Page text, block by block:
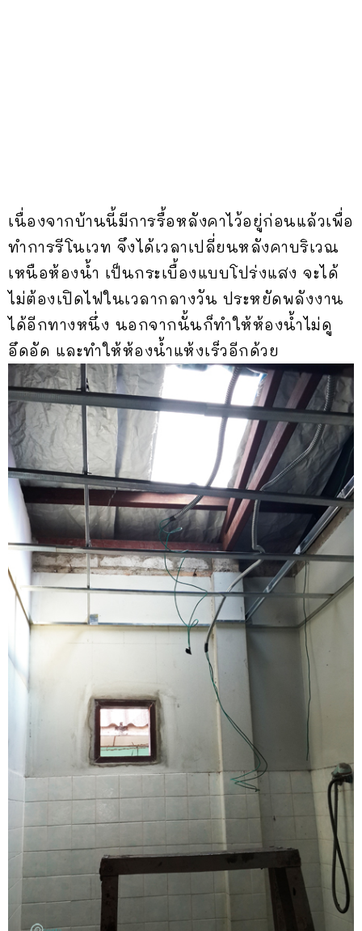
เนื่องจากบ้านนี้มีการรื้อหลังคาไว้อยู่ก่อนแล้วเพื่อ
ทำการรีโนเวท จึงได้เวลาเปลี่ยนหลังคาบริเวณ
เหนือห้องน้ำ เป็นกระเบื้องแบบโปร่งแสง จะได้
ไม่ต้องเปิดไฟในเวลากลางวัน ประหยัดพลังงาน
ได้อีกทางหนึ่ง นอกจากนั้นก็ทำให้ห้องน้ำไม่ดู
อึดอัด และทำให้ห้องน้ำแห้งเร็วอีกด้วย